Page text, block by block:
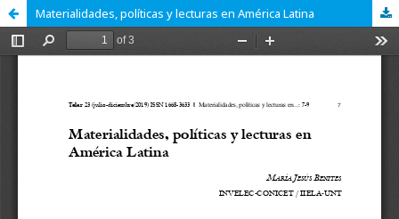
Materialidades, políticas y lecturas en América Latina